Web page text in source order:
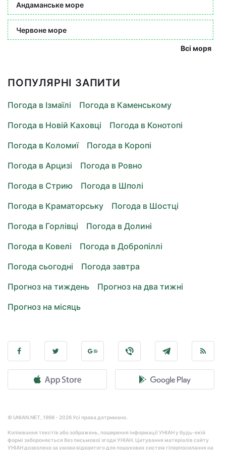
Андаманське море
Червоне море
Всі моря
ПОПУЛЯРНІ ЗАПИТИ
Погода в Ізмаїлі
Погода в Каменському
Погода в Новій Каховці
Погода в Конотопі
Погода в Коломиї
Погода в Коропі
Погода в Арцизі
Погода в Ровно
Погода в Стрию
Погода в Шполі
Погода в Краматорську
Погода в Шостці
Погода в Горлівці
Погода в Долині
Погода в Ковелі
Погода в Добропіллі
Погода сьогодні
Погода завтра
Прогноз на тиждень
Прогноз на два тижні
Прогноз на місяць
© UNIAN.NET, 1998 - 2026 Усі права дотримано.
Копіювання текстів або зображень, поширення інформації УНІАН у будь-якій
формі забороняється без письмової згоди УНІАН. Цитування матеріалів сайту
УНІАН дозволено за умови відкритого для пошукових систем гіперпосилання на